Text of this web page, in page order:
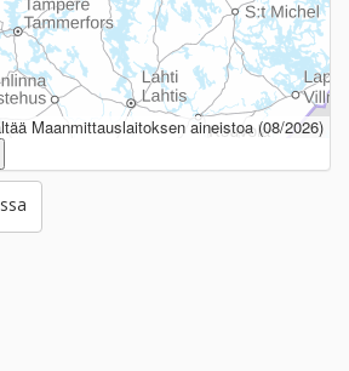
Maanmittauslaitoksen aineistoa (08/2026)